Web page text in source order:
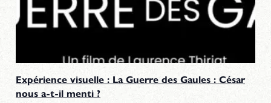
Expérience visuelle : La Guerre des Gaules : César
nous a-t-il menti ?